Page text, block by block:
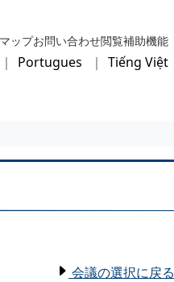
ップお問い合わせ閲覧補助機能
Portugues Tiếng Việt
会議の選択に戻る